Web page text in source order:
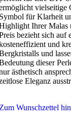
vielseitige
für Klarheit
Ihrer Malas
bezieht sich auf
und
und
dieser
ästhetisch
Eleganz
Wunschzettel